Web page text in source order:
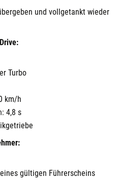
und vollgetankt wieder
Turbo
km/h
4,8 s
gültigen Führerscheins